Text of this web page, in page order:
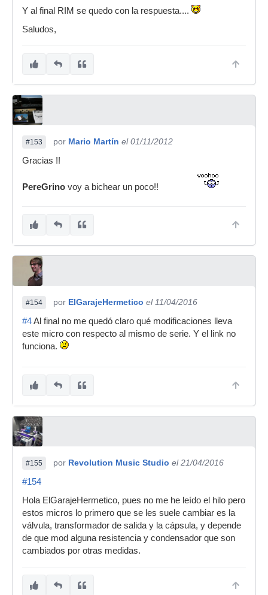
Y al final RIM se quedo con la respuesta....
Saludos,
#153 por Mario Martín el 01/11/2012
Gracias !!
PereGrino voy a bichear un poco!!
#154 por ElGarajeHermetico el 11/04/2016
#4Al final no me quedó claro qué modificaciones lleva
este micro con respecto al mismo de serie. Y el link no
funciona.
#155 por Revolution Music Studio el 21/04/2016
#154
Hola ElGarajeHermetico, pues no me he leído el hilo pero
estos micros lo primero que se les suele cambiar es la
válvula, transformador de salida y la cápsula, y depende
de que mod alguna resistencia y condensador que son
cambiados por otras medidas.